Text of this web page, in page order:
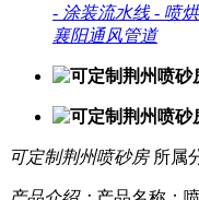
- 涂装流水线 - 喷
襄阳通风管道
可定制荆州喷砂房 所属